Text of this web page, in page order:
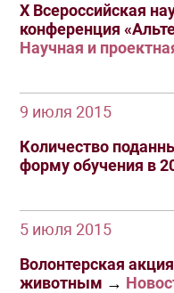
X Всероссийская
конференция
Научная и
9 июля 2015
Количество
форму обучения в
5 июля 2015
Волонтерская
животным →